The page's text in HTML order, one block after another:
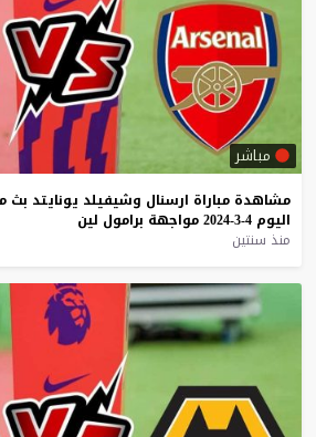
مباشر
مشاهدة مباراة ارسنال وشيفيلد يونايتد بث
اليوم 4-3-2024 مواجهة برامول لين
منذ سنتين